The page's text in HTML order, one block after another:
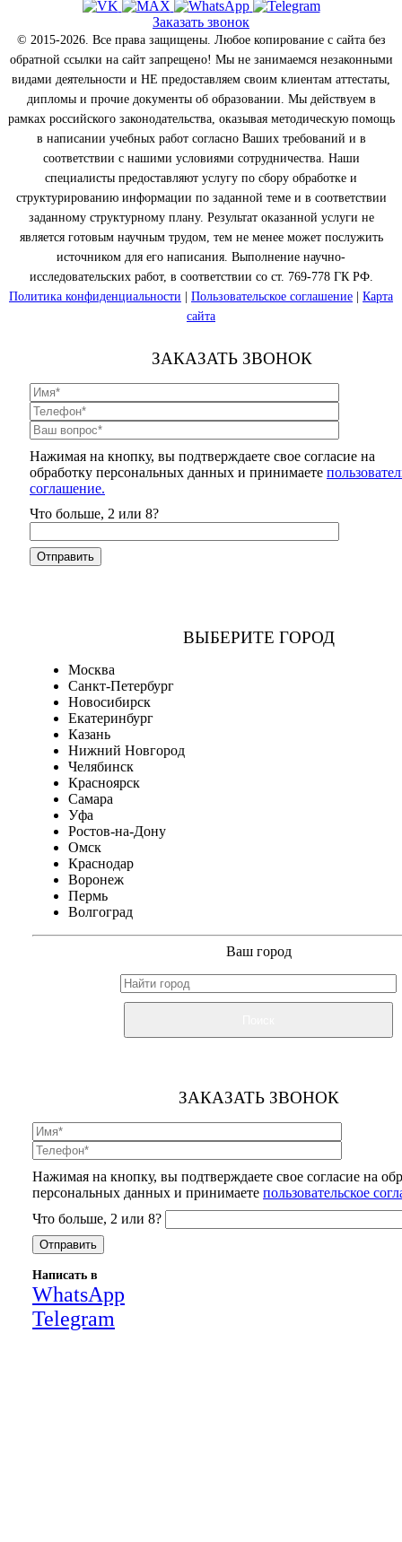
Заказать звонок
© 2015-2026. Все права защищены. Любое копирование с сайта без
обратной ссылки на сайт запрещено! Мы не занимаемся незаконными
видами деятельности и НЕ предоставляем своим клиентам аттестаты,
дипломы и прочие документы об образовании. Мы действуем в
рамках российского законодательства, оказывая методическую помощь
в написании учебных работ согласно Ваших требований и в
соответствии с нашими условиями сотрудничества. Наши
специалисты предоставляют услугу по сбору обработке и
структурированию информации по заданной теме и в соответствии
заданному структурному плану. Результат оказанной услуги не
является готовым научным трудом, тем не менее может послужить
источником для его написания. Выполнение научно-
исследовательских работ, в соответствии со ст. 769-778 ГК РФ.
Политика конфиденциальности
Пользовательское соглашение
Карта
сайта
ЗАКАЗАТЬ ЗВОНОК
Нажимая на кнопку, вы подтверждаете свое согласие на
обработку персональных данных и принимаете
соглашение.
Что больше, 2 или 8?
ВЫБЕРИТЕ ГОРОД
Москва
Санкт-Петербург
Новосибирск
Екатеринбург
Казань
Нижний Новгород
Челябинск
Красноярск
Самара
Уфа
Ростов-на-Дону
Омск
Краснодар
Воронеж
Пермь
Волгоград
Ваш город
ЗАКАЗАТЬ ЗВОНОК
Нажимая на кнопку, вы подтверждаете свое согласие на
персональных данных и принимаете пользовательское
Что больше, 2 или 8?
Написать в
WhatsApp
Telegram